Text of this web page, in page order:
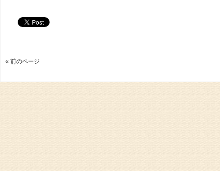
« 前のページ